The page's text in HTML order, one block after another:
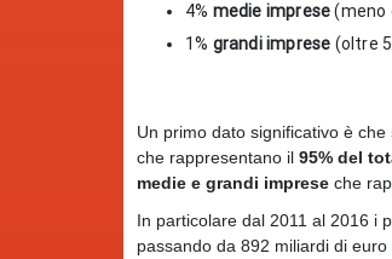
4% medie imprese(meno
1% grandi imprese (oltre
Un primo dato significativo è che
che rappresentano il 95% del
medie e grandi imprese che
In particolare dal 2011 al 2016 i
passando da 892 miliardi di